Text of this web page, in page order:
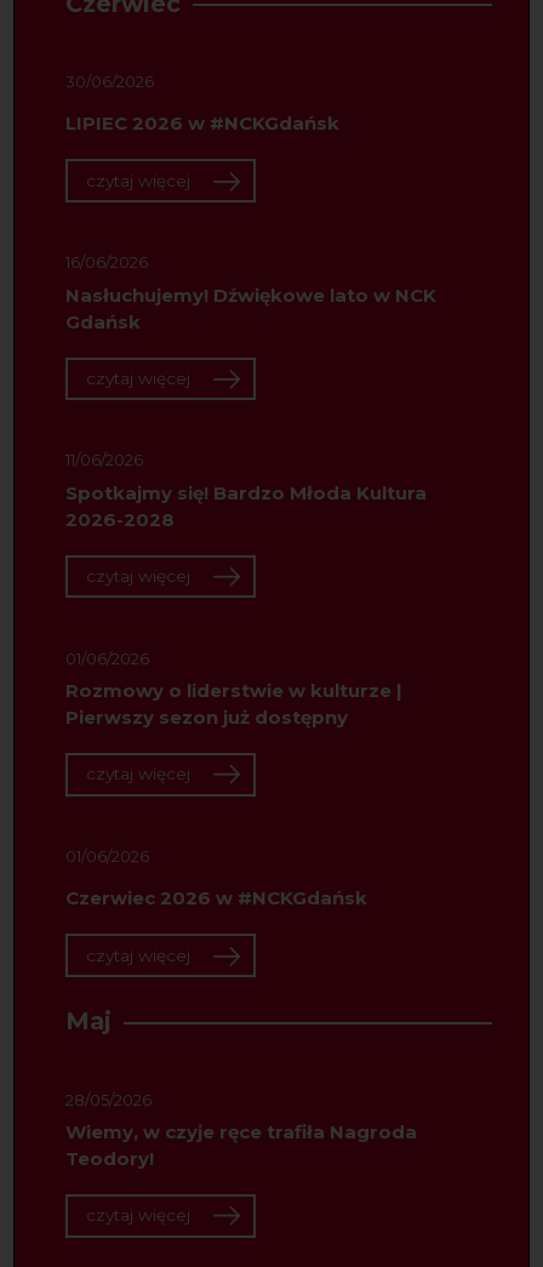
30/06/2026
LIPIEC 2026 w #NCKGdańsk
czytaj więcej
16/06/2026
Nasłuchujemy! Dźwiękowe lato w NCK
Gdańsk
czytaj więcej
11/06/2026
Spotkajmy się! Bardzo Młoda Kultura
2026-2028
czytaj więcej
01/06/2026
Rozmowy o liderstwie w kulturze |
Pierwszy sezon już dostępny
czytaj więcej
01/06/2026
Czerwiec 2026 w #NCKGdańsk
czytaj więcej
Maj
28/05/2026
Wiemy, w czyje ręce trafiła Nagroda
Teodory!
czytaj więcej